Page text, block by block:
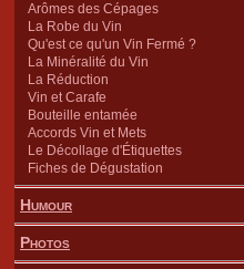
Arômes des Cépages
La Robe du Vin
Qu'est ce qu'un Vin Fermé ?
La Minéralité du Vin
La Réduction
Vin et Carafe
Bouteille entamée
Accords Vin et Mets
Le Décollage d'Étiquettes
Fiches de Dégustation
Humour
Photos